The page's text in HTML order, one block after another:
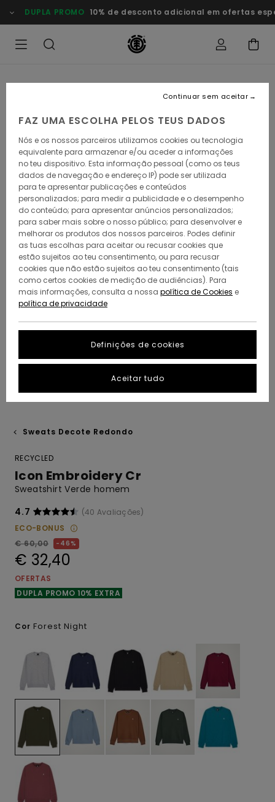
para
a
DUPLA PROMO 10% de desconto adicional em ofertas
Sweats Decote Redondo
RECYCLED
Icon Embroidery Cr
Sweatshirt Verde homem
4.7
(40 Avaliações)
ECO-BONUS
€ 60,00
46%
€ 32,40
OFERTAS
DUPLA PROMO 10% EXTRA
Cor Forest Night
FAZ UMA ESCOLHA PELOS TEUS DADOS
Nós e os nossos parceiros utilizamos cookies ou tecnologia
equivalente para armazenar e/ou aceder a informações
no teu dispositivo. Esta informação pessoal (como os teus
dados de navegação e endereço IP) pode ser utilizada
para te apresentar publicações e conteúdos
personalizados; para medir a publicidade e o desempenho
do conteúdo; para apresentar anúncios personalizados;
para saber mais sobre o nosso público; para desenvolver e
melhorar os produtos dos nossos parceiros. Podes definir
as tuas escolhas para aceitar ou recusar cookies que
estão sujeitos ao teu consentimento, ou para recusar
cookies que não estão sujeitos ao teu consentimento (tais
como certos cookies de medição de audiências). Para
mais informações, consulta a nossa política de Cookies e
política de privacidade
Definições de cookies
Continuar sem aceitar
Aceitar tudo